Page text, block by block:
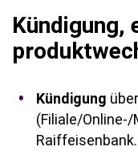
Kündigung,
Kündigung
(Filiale/Online-/
Raiffeisenbank.